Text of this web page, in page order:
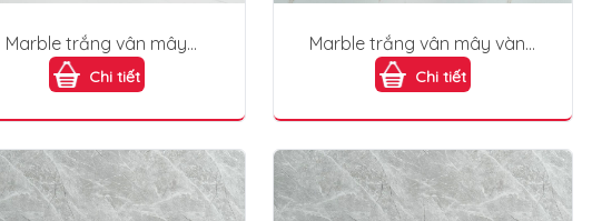
Marble trắng vân mây
PVC231
Chi tiết
Marble trắng vân mây vàng
PVC228
Chi tiết